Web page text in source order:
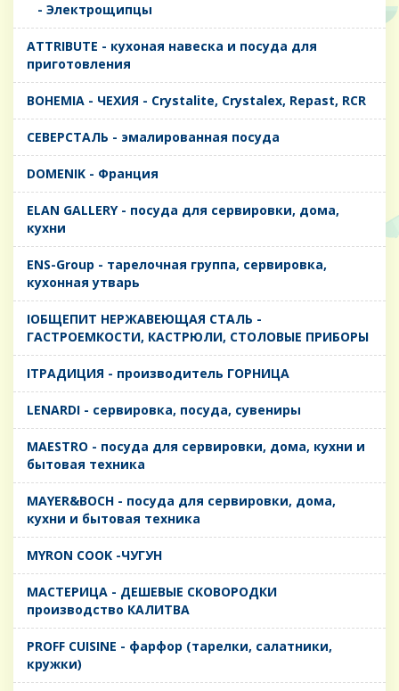
- Электрощипцы
ATTRIBUTE - кухоная навеска и посуда для
приготовления
BOHEMIA - ЧЕХИЯ - Crystalite, Crystalex, Repast, RCR
CЕВЕРСТАЛЬ - эмалированная посуда
DOMENIK - Франция
ELAN GALLERY - посуда для сервировки, дома,
кухни
ENS-Group - тарелочная группа, сервировка,
кухонная утварь
IОБЩЕПИТ НЕРЖАВЕЮЩАЯ СТАЛЬ -
ГАСТРОЕМКОСТИ, КАСТРЮЛИ, СТОЛОВЫЕ ПРИБОРЫ
IТРАДИЦИЯ - производитель ГОРНИЦА
LENARDI - сервировка, посуда, сувениры
MAESTRO - посуда для сервировки, дома, кухни и
бытовая техника
MAYER&BOCH - посуда для сервировки, дома,
кухни и бытовая техника
MYRON COOK -ЧУГУН
MАСТЕРИЦА - ДЕШЕВЫЕ СКОВОРОДКИ
производство КАЛИТВА
PROFF CUISINE - фарфор (тарелки, салатники,
кружки)